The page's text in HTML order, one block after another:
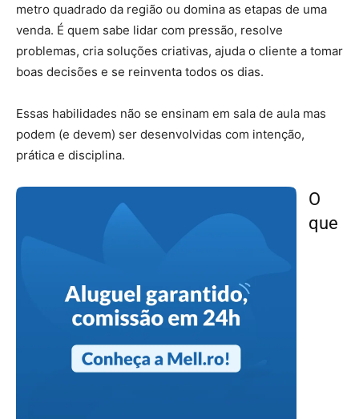
metro quadrado da região ou domina as etapas de uma
venda. É quem sabe lidar com pressão, resolve
problemas, cria soluções criativas, ajuda o cliente a tomar
boas decisões e se reinventa todos os dias.
Essas habilidades não se ensinam em sala de aula mas
podem (e devem) ser desenvolvidas com intenção,
prática e disciplina.
O
que